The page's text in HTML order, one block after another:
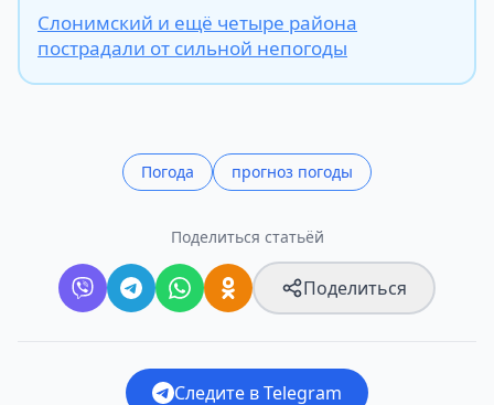
Слонимский и ещё четыре района
пострадали от сильной непогоды
Погода прогноз погоды
Поделиться статьёй
Поделиться
Следите в Telegram